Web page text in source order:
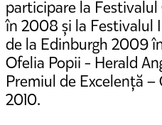
participare la
în 2008 și la Festivalul
de la Edinburgh 2009
Ofelia Popii - Herald
Premiul de Excelență –
2010.